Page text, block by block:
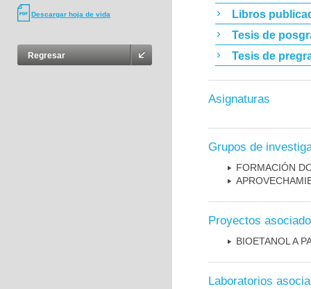
Descargar hoja de vida
Regresar
Libros
Tesis de
Tesis de
Asignaturas
Grupos de
FORMACIÓN
Proyectos
BIOETANOL A
Laboratorios